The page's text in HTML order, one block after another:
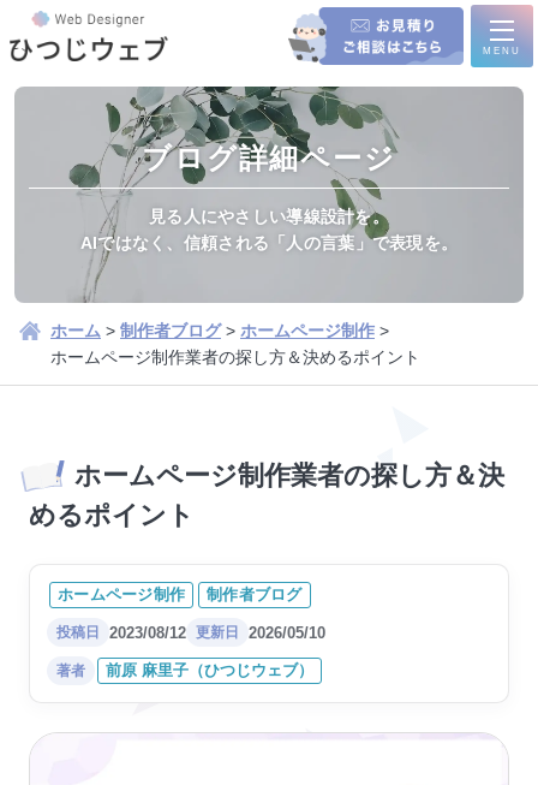
MENU
ホーム
サービス内容
新規制作/リニューアル
集客運用プラン
制作実績一覧
学会・シンポジウム企画運営
公式ホー..
サイトを..
琵琶湖イベントの公式ホーム
ページを..
企業型障がい者就労支援サー
ビス様の..
制作の流れ
ブログ
お知らせ/受付状況
ブログ詳細ページ
見る人にやさしい導線設計を。
AIではなく、信頼される「人の言葉」で表現を。
ホーム > 制作者ブログ> ホームページ制作 >
ホームページ制作業者の探し方＆決めるポイント
ホームページ制作業者の探し方＆決
めるポイント
ホームページ制作 制作者ブログ
投稿日 2023/08/12 更新日 2026/05/10
著者 前原 麻里子（ひつじウェブ）